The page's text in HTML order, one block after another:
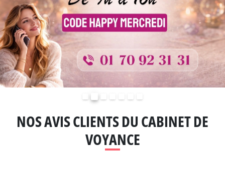
NOS AVIS CLIENTS DU CABINET DE
VOYANCE